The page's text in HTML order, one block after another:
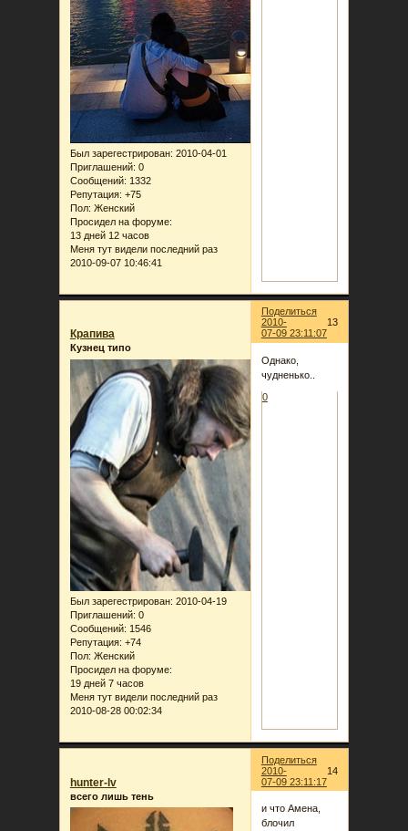
Был зарегестрирован: 2010-04-01
Приглашений: 0
Сообщений: 1332
Репутация: +75
Пол: Женский
Просидел на форуме:
13 дней 12 часов
Меня тут видели последний раз
2010-09-07 10:46:41
Поделиться
13
2010-
07-09 23:11:07
Крапива
Кузнец типо
Был зарегестрирован: 2010-04-19
Приглашений: 0
Сообщений: 1546
Репутация: +74
Пол: Женский
Просидел на форуме:
19 дней 7 часов
Меня тут видели последний раз
2010-08-28 00:02:34
Однако,
чудненько..
0
Поделиться
14
2010-
07-09 23:11:17
hunter-lv
всего лишь тень
и что Амена,
блочил